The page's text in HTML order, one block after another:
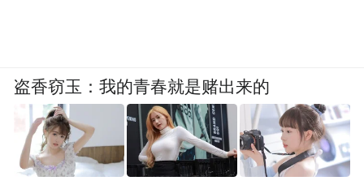
盗香窃玉：我的青春就是赌出来的